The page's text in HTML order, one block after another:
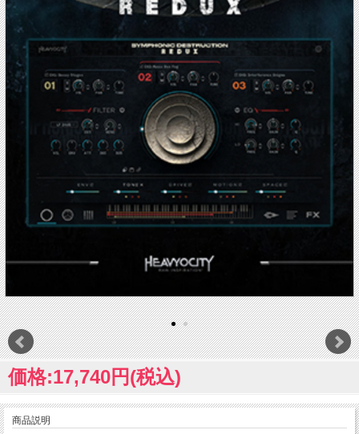
価格:17,740円(税込)
商品説明